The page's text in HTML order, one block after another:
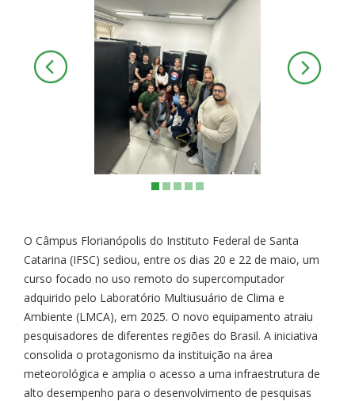
O Câmpus Florianópolis do Instituto Federal de Santa
Catarina (IFSC) sediou, entre os dias 20 e 22 de maio, um
curso focado no uso remoto do supercomputador
adquirido pelo Laboratório Multiusuário de Clima e
Ambiente (LMCA), em 2025. O novo equipamento atraiu
pesquisadores de diferentes regiões do Brasil. A iniciativa
consolida o protagonismo da instituição na área
meteorológica e amplia o acesso a uma infraestrutura de
alto desempenho para o desenvolvimento de pesquisas